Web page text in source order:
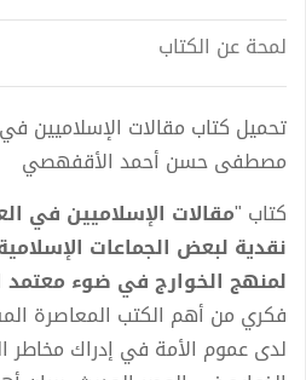
لمحة عن الكتاب
مصطفى حسن أحمد الأقفهصي
كتاب "مقالات الإسلاميين في
نقدية لبعض الجماعات
لمنهج الخوارج في ضوء معتمد
فكري من أهم الكتب المعاصرة
لدى عموم الأمة في إدراك مخاطر